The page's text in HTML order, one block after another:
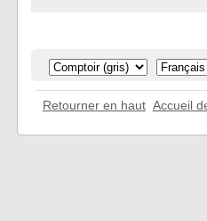
Retourner en haut Accueil